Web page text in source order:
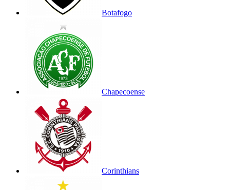
Botafogo
Chapecoense
Corinthians